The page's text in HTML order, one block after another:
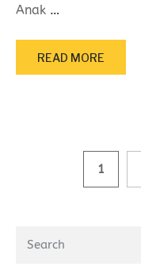
Anak …
READ MORE
Posts
1